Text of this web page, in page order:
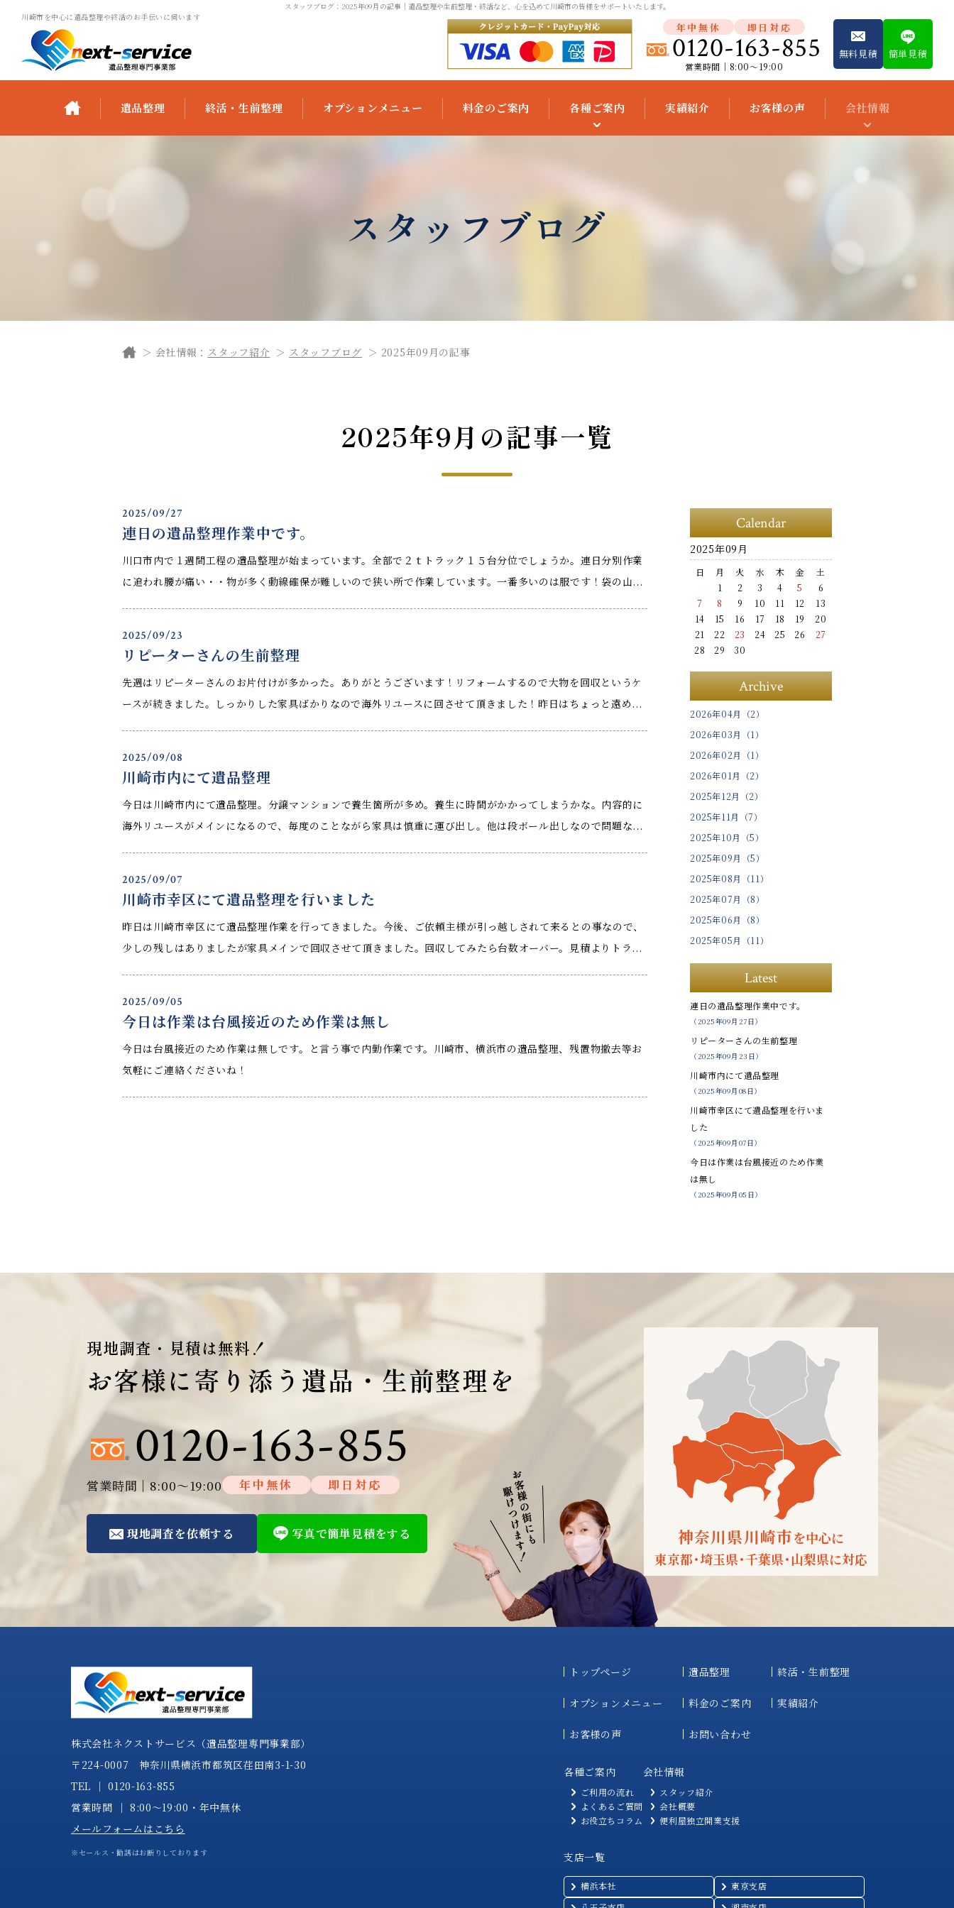
スタッフブログ：2025年09月の記事｜遺品整理や生前整理・終活など、心を込めて川崎市の皆様をサポートいたします。
川崎市を中心に遺品整理や終活のお手伝いに伺います
年中無休 即日対応
0120-163-855
営業時間│8:00～19:00
無料見積 簡単見積
遺品整理 終活・生前整理 オプションメニュー 料金のご案内 各種ご案内
お役立ちコラム
実績紹介 お客様の声 会社情報
スタッフブログ
会社情報： スタッフ紹介 スタッフブログ 2025年09月の記事
2025年9月の記事一覧
2025/09/27
連日の遺品整理作業中です。
川口市内で１週間工程の遺品整理が始まっています。全部で２ｔトラック１５台分位でしょうか。連日分別作業
に追われ腰が痛い・・物が多く動線確保が難しいので狭い所で作業しています。一番多いのは服です！袋の山...
2025/09/23
リピーターさんの生前整理
先週はリピーターさんのお片付けが多かった。ありがとうございます！リフォームするので大物を回収というケ
ースが続きました。しっかりした家具ばかりなので海外リユースに回させて頂きました！昨日はちょっと遠め...
2025/09/08
川崎市内にて遺品整理
今日は川崎市内にて遺品整理。分譲マンションで養生箇所が多め。養生に時間がかかってしまうかな。内容的に
海外リユースがメインになるので、毎度のことながら家具は慎重に運び出し。他は段ボール出しなので問題な...
2025/09/07
川崎市幸区にて遺品整理を行いました
昨日は川崎市幸区にて遺品整理作業を行ってきました。今後、ご依頼主様が引っ越しされて来るとの事なので、
少しの残しはありましたが家具メインで回収させて頂きました。回収してみたら台数オーバー。見積よりトラ...
2025/09/05
今日は作業は台風接近のため作業は無し
今日は台風接近のため作業は無しです。と言う事で内勤作業です。川崎市、横浜市の遺品整理、残置物撤去等お
気軽にご連絡くださいね！
Calendar
2025年09月
日 月 火 水 木 金
土
1
2 3 4 5
6
7
8 9 10 11 12
13
14
15 16 17 18 19
20
21
22 23 24 25 26
27
28
29 30
Archive
2026年04月（2）
2026年03月（1）
2026年02月（1）
2026年01月（2）
2025年12月（2）
2025年11月（7）
2025年10月（5）
2025年09月（5）
2025年08月（11）
2025年07月（8）
2025年06月（8）
2025年05月（11）
Latest
連日の遺品整理作業中です。
（2025年09月27日）
リピーターさんの生前整理
（2025年09月23日）
川崎市内にて遺品整理
（2025年09月08日）
川崎市幸区にて遺品整理を行いま
した
（2025年09月07日）
今日は作業は台風接近のため作業
は無し
（2025年09月05日）
現地調査・見積は無料！
お客様に寄り添う 遺品・生前整理を
神奈川県川崎市を中心に
東京都・埼玉県・千葉県・山梨県に対応
0120-163-855
営業時間│8:00～19:00 年中無休 即日対応
現地調査を依頼する 写真で簡単見積をする
株式会社ネクストサービス（遺品整理専門事業部）
〒224-0007 神奈川県横浜市都筑区荏田南3-1-30
TEL │0120-163-855
営業時間 │ 8:00～19:00・年中無休
メールフォームはこちら
※セールス・勧誘はお断りしております
トップページ 遺品整理 終活・生前整理
オプションメニュー 料金のご案内 実績紹介
お客様の声 お問い合わせ
各種ご案内
ご利用の流れ
よくあるご質問
お役立ちコラム
会社情報
スタッフ紹介
会社概要
便利屋独立開業支援
支店一覧
横浜本社
東京支店